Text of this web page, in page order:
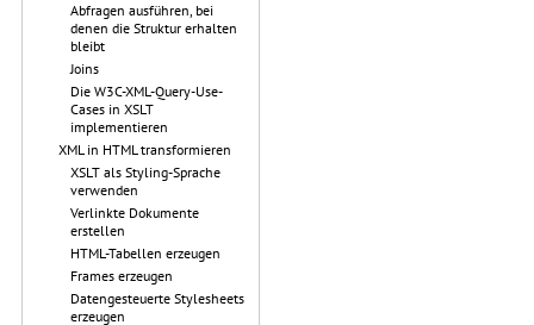
Abfragen ausführen, bei
denen die Struktur erhalten
bleibt
Joins
Die W3C-XML-Query-Use-
Cases in XSLT
implementieren
XML in HTML transformieren
XSLT als Styling-Sprache
verwenden
Verlinkte Dokumente
erstellen
HTML-Tabellen erzeugen
Frames erzeugen
Datengesteuerte Stylesheets
erzeugen